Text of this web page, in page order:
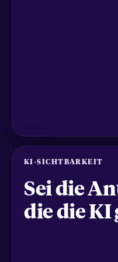
KI-SICHTBARKEIT
Sei die
die die KI